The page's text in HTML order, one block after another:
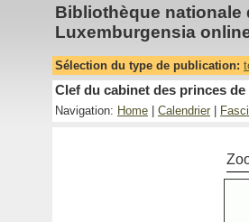
Bibliothèque nationale
Luxemburgensia
Sélection du type de publication:
Clef du cabinet des princes
Navigation: Home Calendrier